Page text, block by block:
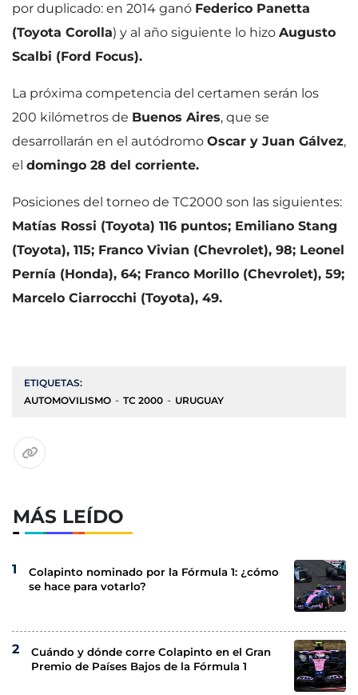
por duplicado: en 2014 ganó Federico Panetta
(Toyota Corolla) y al año siguiente lo hizo Augusto
Scalbi (Ford Focus).
La próxima competencia del certamen serán los
200 kilómetros de Buenos Aires, que se
desarrollarán en el autódromo Oscar y Juan Gálvez,
el domingo 28 del corriente.
Posiciones del torneo de TC2000 son las siguientes:
Matías Rossi (Toyota) 116 puntos; Emiliano Stang
(Toyota), 115; Franco Vivian (Chevrolet), 98; Leonel
Pernía (Honda), 64; Franco Morillo (Chevrolet), 59;
Marcelo Ciarrocchi (Toyota), 49.
ETIQUETAS:
AUTOMOVILISMO
TC 2000 URUGUAY
MÁS LEÍDO
Colapinto nominado por la Fórmula 1: ¿cómo
se hace para votarlo?
Cuándo y dónde corre Colapinto en el Gran
Premio de Países Bajos de la Fórmula 1